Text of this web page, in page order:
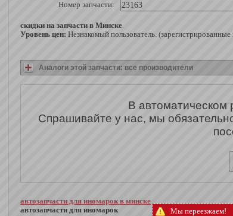
Мы переезжаем!
Номер запчасти:
скидки на запчасти в Минске
Уровень цен: Незнакомый пользователь.
Аналоги этой запчасти: все производители
В
Спрашивайте у нас, мы
автозапчасти для иномарок в минске
автозапчасти для иномарок